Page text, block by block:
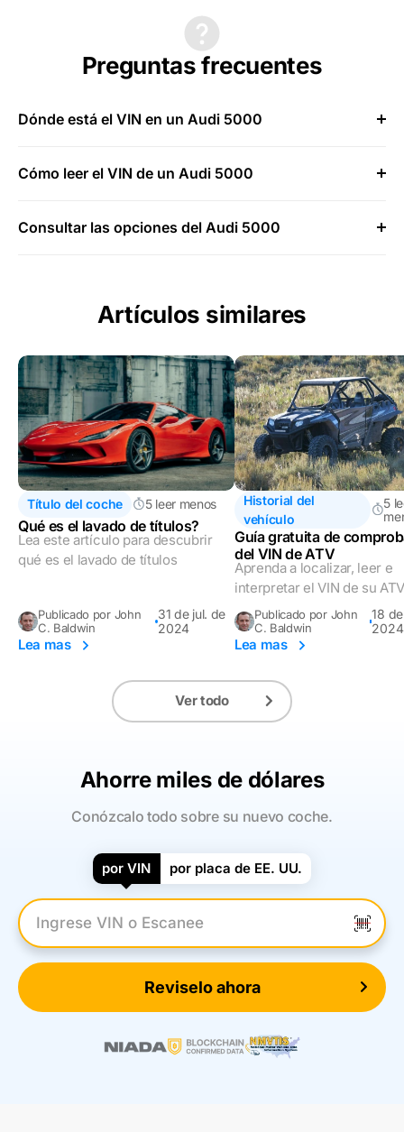
Preguntas frecuentes
Dónde está el VIN en un Audi 5000
Cómo leer el VIN de un Audi 5000
Consultar las opciones del Audi 5000
Artículos similares
Título del coche 5 leer menos
Qué es el lavado de títulos?
Lea este artículo para descubrir
qué es el lavado de títulos
Publicado por John
C. Baldwin
31 de jul. de
2024
Lea mas
Historial del
vehículo
5
Guía gratuita de
del VIN de ATV
Aprenda a localizar, leer e
interpretar el VIN de su
Publicado por John
C. Baldwin
18
2024
Lea mas
Ver todo
Ahorre miles de dólares
Conózcalo todo sobre su nuevo coche.
por VIN por placa de EE. UU.
Introduzca el VIN
Reviselo ahora